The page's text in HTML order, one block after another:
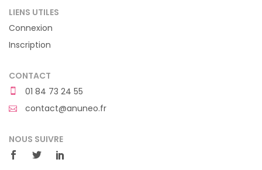
LIENS UTILES
Connexion
Inscription
CONTACT
01 84 73 24 55
contact@anuneo.fr
NOUS SUIVRE